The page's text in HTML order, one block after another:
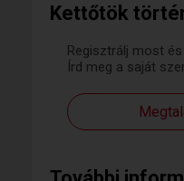
Kettőtök
Regisztrálj most
Írd meg a saját